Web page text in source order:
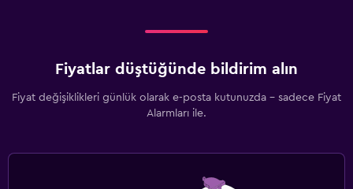
Fiyatlar düştüğünde bildirim alın
Fiyat değişiklikleri günlük olarak e-posta kutunuzda - sadece Fiyat
Alarmları ile.